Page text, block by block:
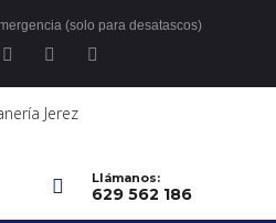
(solo para desatascos)
Llámanos:
629 562 186